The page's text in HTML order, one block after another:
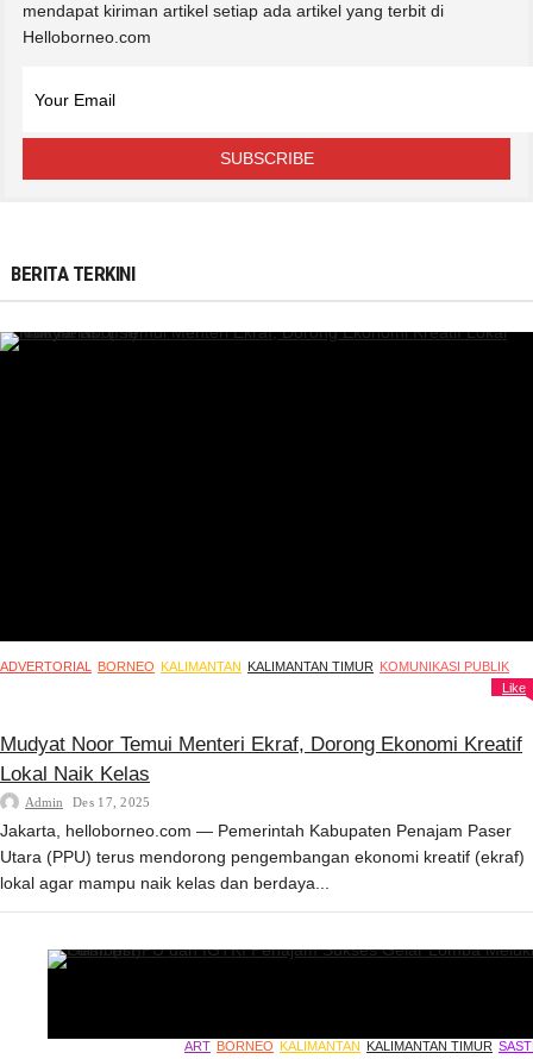
mendapat kiriman artikel setiap ada artikel yang terbit di
Helloborneo.com
BERITA TERKINI
ADVERTORIAL BORNEO KALIMANTAN KALIMANTAN TIMUR
KOMUNIKASI PUBLIK
Like
Mudyat Noor Temui Menteri Ekraf, Dorong Ekonomi Kreatif
Lokal Naik Kelas
Admin Des 17, 2025
Jakarta, helloborneo.com — Pemerintah Kabupaten Penajam Paser
Utara (PPU) terus mendorong pengembangan ekonomi kreatif (ekraf)
lokal agar mampu naik kelas dan berdaya...
ART BORNEO KALIMANTAN KALIMANTAN TIMUR